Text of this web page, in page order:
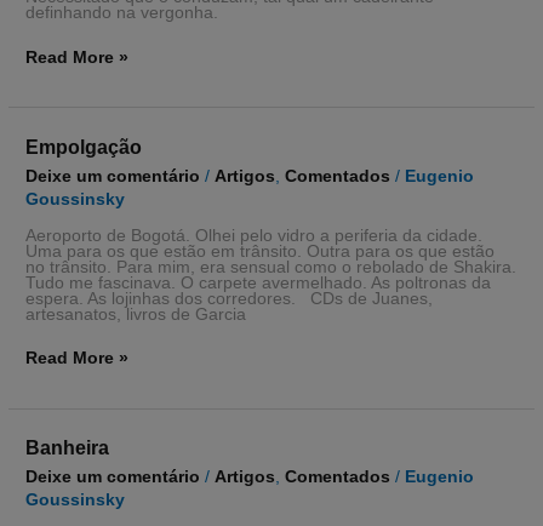
definhando na vergonha.
Read More »
Empolgação
Deixe um comentário /Artigos,Comentados / Eugenio
Goussinsky
Aeroporto de Bogotá. Olhei pelo vidro a periferia da cidade.
Uma para os que estão em trânsito. Outra para os que estão
no trânsito. Para mim, era sensual como o rebolado de Shakira.
Tudo me fascinava. O carpete avermelhado. As poltronas da
espera. As lojinhas dos corredores. CDs de Juanes,
artesanatos, livros de Garcia
Empolgação
Read More »
Banheira
Deixe um comentário /Artigos,Comentados / Eugenio
Goussinsky
Banheira